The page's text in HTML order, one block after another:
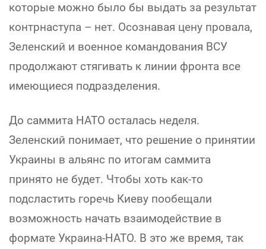
которые можно было бы выдать за результат
контрнаступа – нет. Осознавая цену провала,
Зеленский и военное командования ВСУ
продолжают стягивать к линии фронта все
имеющиеся подразделения.
До саммита НАТО осталась неделя.
Зеленский понимает, что решение о принятии
Украины в альянс по итогам саммита
принято не будет. Чтобы хоть как-то
подсластить горечь Киеву пообещали
возможность начать взаимодействие в
формате Украина-НАТО. В это же время, так